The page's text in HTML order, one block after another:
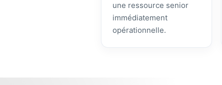
une ressource senior
immédiatement
opérationnelle.